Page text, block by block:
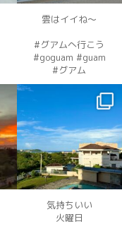
雲はイイね〜
#グアムへ行こう
#goguam #guam
#グアム
12月 2
気持ちいい
火曜日